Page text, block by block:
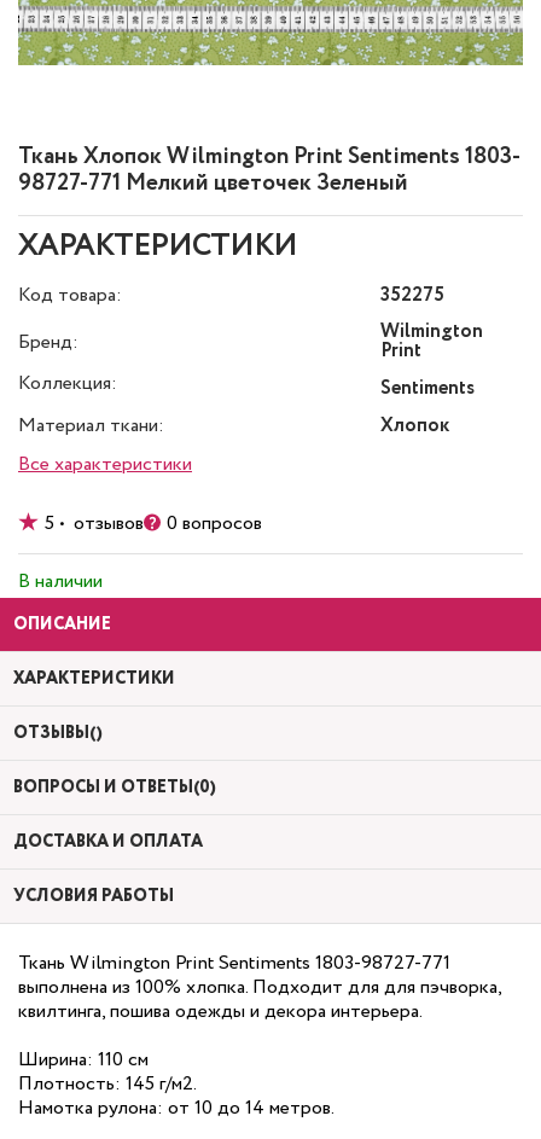
Ткань Хлопок Wilmington Print Sentiments 1803-
98727-771 Мелкий цветочек Зеленый
ХАРАКТЕРИСТИКИ
Код товара:
352275
Бренд:
Wilmington
Print
Коллекция:
Sentiments
Материал ткани:
Хлопок
Все характеристики
5 • отзывов 0 вопросов
В наличии
ОПИСАНИЕ
ХАРАКТЕРИСТИКИ
ОТЗЫВЫ()
ВОПРОСЫ И ОТВЕТЫ(0)
ДОСТАВКА И ОПЛАТА
УСЛОВИЯ РАБОТЫ
Ткань Wilmington Print Sentiments 1803-98727-771
выполнена из 100% хлопка. Подходит для для пэчворка,
квилтинга, пошива одежды и декора интерьера.
Ширина: 110 см
Плотность: 145 г/м2.
Намотка рулона: от 10 до 14 метров.